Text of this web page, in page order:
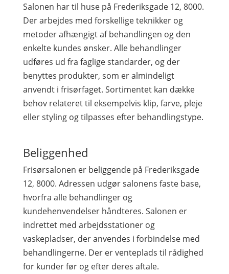
Salonen har til huse på Frederiksgade 12, 8000.
Der arbejdes med forskellige teknikker og
metoder afhængigt af behandlingen og den
enkelte kundes ønsker. Alle behandlinger
udføres ud fra faglige standarder, og der
benyttes produkter, som er almindeligt
anvendt i frisørfaget. Sortimentet kan dække
behov relateret til eksempelvis klip, farve, pleje
eller styling og tilpasses efter behandlingstype.
Beliggenhed
Frisørsalonen er beliggende på Frederiksgade
12, 8000. Adressen udgør salonens faste base,
hvorfra alle behandlinger og
kundehenvendelser håndteres. Salonen er
indrettet med arbejdsstationer og
vaskepladser, der anvendes i forbindelse med
behandlingerne. Der er venteplads til rådighed
for kunder før og efter deres aftale.